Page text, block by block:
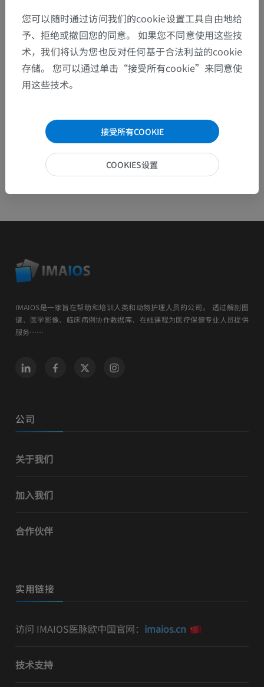
检举错误
下载APP
IMAIOS是一家旨在帮助和培训人类和动物护理人员的公司。 透过解剖图
谱、医学影像、临床病例协作数据库、在线课程为医疗保健专业人员提供
服务……
公司
关于我们
加入我们
合作伙伴
实用链接
访问 IMAIOS医脉欧中国官网： imaios.cn
技术支持
您可以随时通过访问我们的cookie设置工具自由地给
予、拒绝或撤回您的同意。 如果您不同意使用这些技
术，我们将认为您也反对任何基于合法利益的cookie
存储。 您可以通过单击“接受所有cookie”来同意使
用这些技术。
接受所有COOKIE
COOKIES设置